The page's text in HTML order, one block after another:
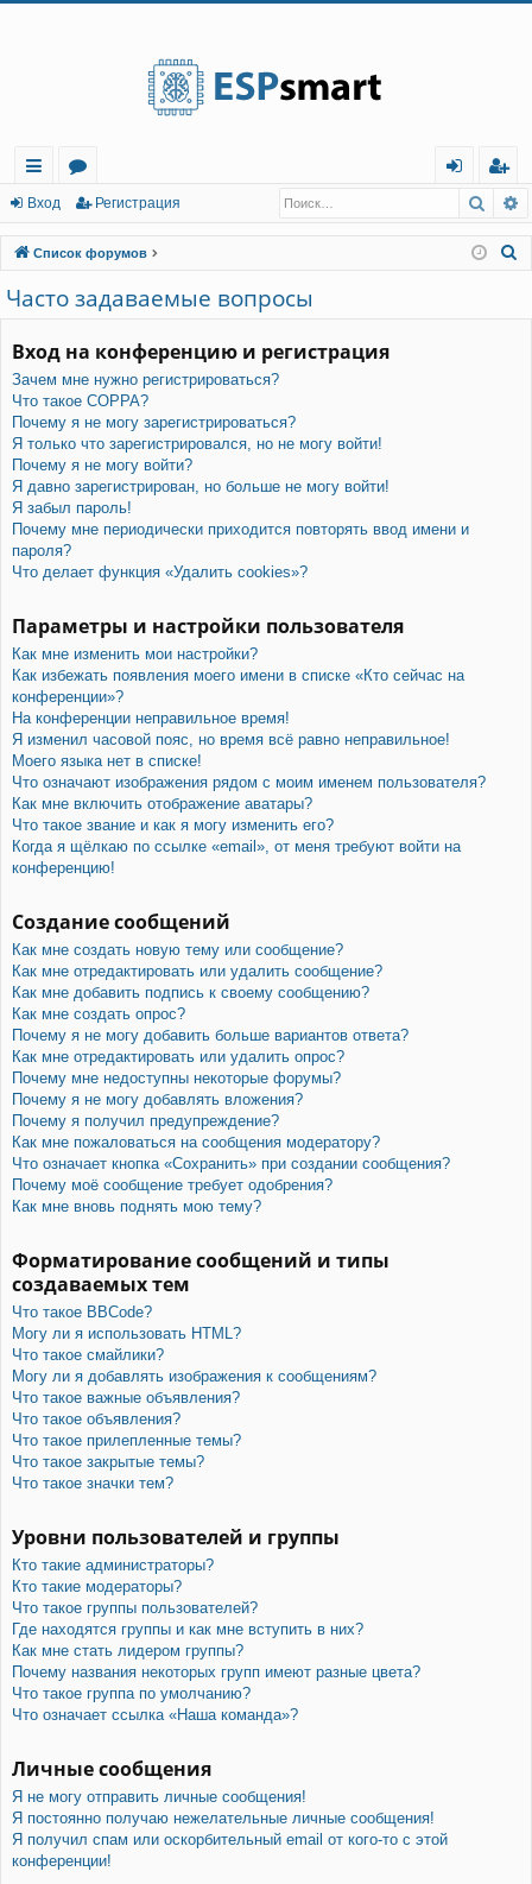
с
ы
лк
и
о
ру
м
ы
д
г
ис
тр
Вход Регистрация
Список форумов
Часто задаваемые вопросы
Вход на конференцию и регистрация
Зачем мне нужно регистрироваться?
Что такое COPPA?
Почему я не могу зарегистрироваться?
Я только что зарегистрировался, но не могу войти!
Почему я не могу войти?
Я давно зарегистрирован, но больше не могу войти!
Я забыл пароль!
Почему мне периодически приходится повторять ввод имени и
пароля?
Что делает функция «Удалить cookies»?
Параметры и настройки пользователя
Как мне изменить мои настройки?
Как избежать появления моего имени в списке «Кто сейчас на
конференции»?
На конференции неправильное время!
Я изменил часовой пояс, но время всё равно неправильное!
Моего языка нет в списке!
Что означают изображения рядом с моим именем пользователя?
Как мне включить отображение аватары?
Что такое звание и как я могу изменить его?
Когда я щёлкаю по ссылке «email», от меня требуют войти на
конференцию!
Создание сообщений
Как мне создать новую тему или сообщение?
Как мне отредактировать или удалить сообщение?
Как мне добавить подпись к своему сообщению?
Как мне создать опрос?
Почему я не могу добавить больше вариантов ответа?
Как мне отредактировать или удалить опрос?
Почему мне недоступны некоторые форумы?
Почему я не могу добавлять вложения?
Почему я получил предупреждение?
Как мне пожаловаться на сообщения модератору?
Что означает кнопка «Сохранить» при создании сообщения?
Почему моё сообщение требует одобрения?
Как мне вновь поднять мою тему?
Форматирование сообщений и типы
создаваемых тем
Что такое BBCode?
Могу ли я использовать HTML?
Что такое смайлики?
Могу ли я добавлять изображения к сообщениям?
Что такое важные объявления?
Что такое объявления?
Что такое прилепленные темы?
Что такое закрытые темы?
Что такое значки тем?
Уровни пользователей и группы
Кто такие администраторы?
Кто такие модераторы?
Что такое группы пользователей?
Где находятся группы и как мне вступить в них?
Как мне стать лидером группы?
Почему названия некоторых групп имеют разные цвета?
Что такое группа по умолчанию?
Что означает ссылка «Наша команда»?
Личные сообщения
Я не могу отправить личные сообщения!
Я постоянно получаю нежелательные личные сообщения!
Я получил спам или оскорбительный email от кого-то с этой
конференции!